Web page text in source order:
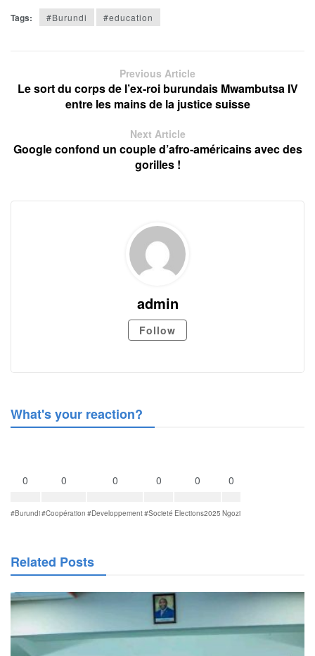
Tags: #Burundi #education
Previous Article
Le sort du corps de l’ex-roi burundais Mwambutsa IV
entre les mains de la justice suisse
Next Article
Google confond un couple d’afro-américains avec des
gorilles !
admin
Follow
What's your reaction?
0
#Burundi
0
#Coopération
0
#Developpement
0
#Societé
0
Elections2025
0
Ngozi
Related Posts